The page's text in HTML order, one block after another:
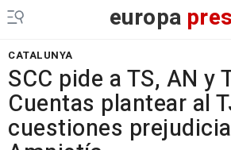
europa
CATALUNYA
SCC pide a TS, AN y
Cuentas plantear al
cuestiones